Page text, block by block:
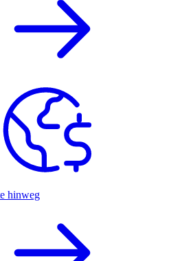
hinweg